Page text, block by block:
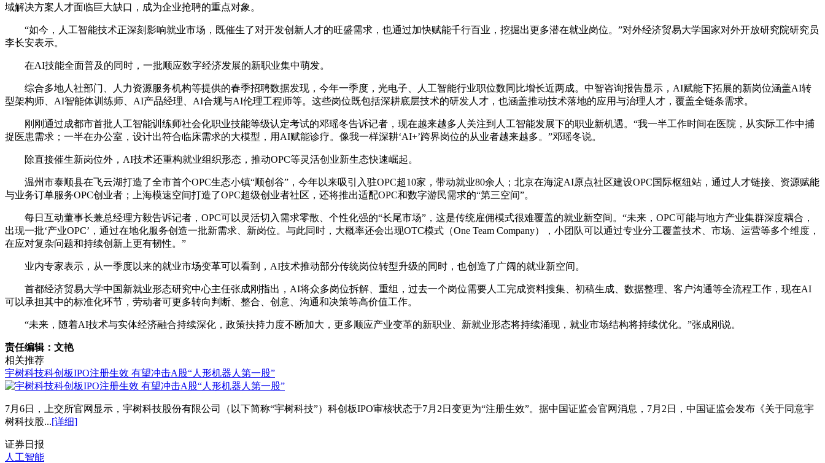
域解决方案人才面临巨大缺口，成为企业抢聘的重点对象。
“如今，人工智能技术正深刻影响就业市场，既催生了对开发创新人才的旺盛需求，也通过加快赋能千行百业，挖掘出更多潜在就业岗位。”对外经济贸易大学国家对外开放研究院研究员
李长安表示。
在AI技能全面普及的同时，一批顺应数字经济发展的新职业集中萌发。
综合多地人社部门、人力资源服务机构等提供的春季招聘数据发现，今年一季度，光电子、人工智能行业职位数同比增长近两成。中智咨询报告显示，AI赋能下拓展的新岗位涵盖AI转
型架构师、AI智能体训练师、AI产品经理、AI合规与AI伦理工程师等。这些岗位既包括深耕底层技术的研发人才，也涵盖推动技术落地的应用与治理人才，覆盖全链条需求。
刚刚通过成都市首批人工智能训练师社会化职业技能等级认定考试的邓瑶冬告诉记者，现在越来越多人关注到人工智能发展下的职业新机遇。“我一半工作时间在医院，从实际工作中捕
捉医患需求；一半在办公室，设计出符合临床需求的大模型，用AI赋能诊疗。像我一样深耕‘AI+’跨界岗位的从业者越来越多。”邓瑶冬说。
除直接催生新岗位外，AI技术还重构就业组织形态，推动OPC等灵活创业新生态快速崛起。
温州市泰顺县在飞云湖打造了全市首个OPC生态小镇“顺创谷”，今年以来吸引入驻OPC超10家，带动就业80余人；北京在海淀AI原点社区建设OPC国际枢纽站，通过人才链接、资源赋能
与业务订单服务OPC创业者；上海模速空间打造了OPC超级创业者社区，还将推出适配OPC和数字游民需求的“第三空间”。
每日互动董事长兼总经理方毅告诉记者，OPC可以灵活切入需求零散、个性化强的“长尾市场”，这是传统雇佣模式很难覆盖的就业新空间。“未来，OPC可能与地方产业集群深度耦合，
出现一批‘产业OPC’，通过在地化服务创造一批新需求、新岗位。与此同时，大概率还会出现OTC模式（One Team Company），小团队可以通过专业分工覆盖技术、市场、运营等多个维度，
在应对复杂问题和持续创新上更有韧性。”
业内专家表示，从一季度以来的就业市场变革可以看到，AI技术推动部分传统岗位转型升级的同时，也创造了广阔的就业新空间。
首都经济贸易大学中国新就业形态研究中心主任张成刚指出，AI将众多岗位拆解、重组，过去一个岗位需要人工完成资料搜集、初稿生成、数据整理、客户沟通等全流程工作，现在AI
可以承担其中的标准化环节，劳动者可更多转向判断、整合、创意、沟通和决策等高价值工作。
“未来，随着AI技术与实体经济融合持续深化，政策扶持力度不断加大，更多顺应产业变革的新职业、新就业形态将持续涌现，就业市场结构将持续优化。”张成刚说。
责任编辑：文艳
相关推荐
宇树科技科创板IPO注册生效 有望冲击A股“人形机器人第一股”
7月6日，上交所官网显示，宇树科技股份有限公司（以下简称“宇树科技”）科创板IPO审核状态于7月2日变更为“注册生效”。据中国证监会官网消息，7月2日，中国证监会发布《关于同意宇
树科技股...[详细]
证券日报
人工智能